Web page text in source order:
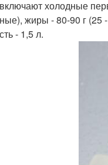
холодные
жиры - 80-90 г (25
- 1,5 л.